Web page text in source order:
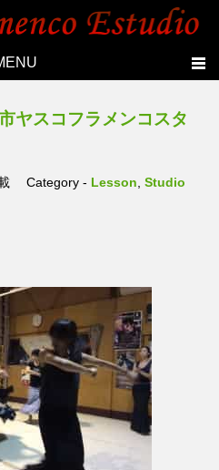
ヤスコフラメンコスタ
Category - Lesson ,Studio